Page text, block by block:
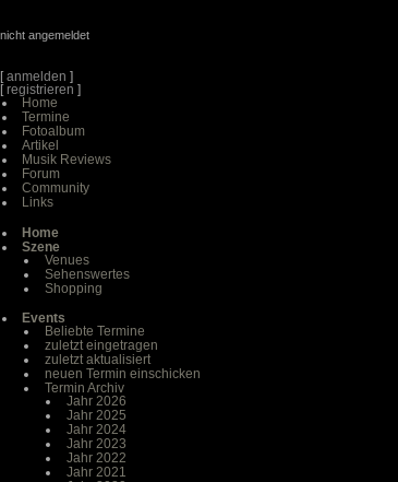
nicht angemeldet
[anmelden ]
[registrieren ]
Home
Termine
Fotoalbum
Artikel
Musik Reviews
Forum
Community
Links
Home
Szene
Venues
Sehenswertes
Shopping
Events
Beliebte Termine
zuletzt eingetragen
zuletzt aktualisiert
neuen Termin einschicken
Termin Archiv
Jahr 2026
Jahr 2025
Jahr 2024
Jahr 2023
Jahr 2022
Jahr 2021